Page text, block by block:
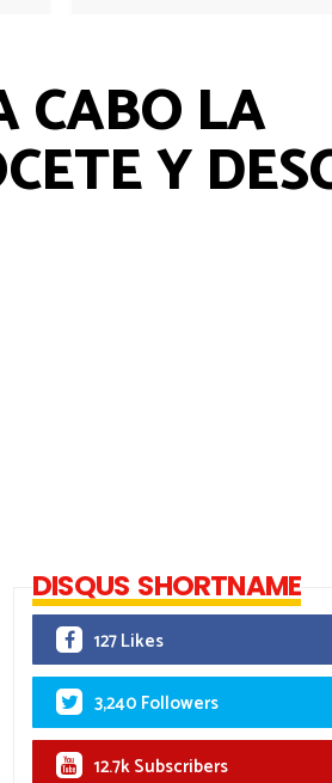
CABO LA
Y
DISQUS SHORTNAME
127 Likes
3,240 Followers
12.7k Subscribers